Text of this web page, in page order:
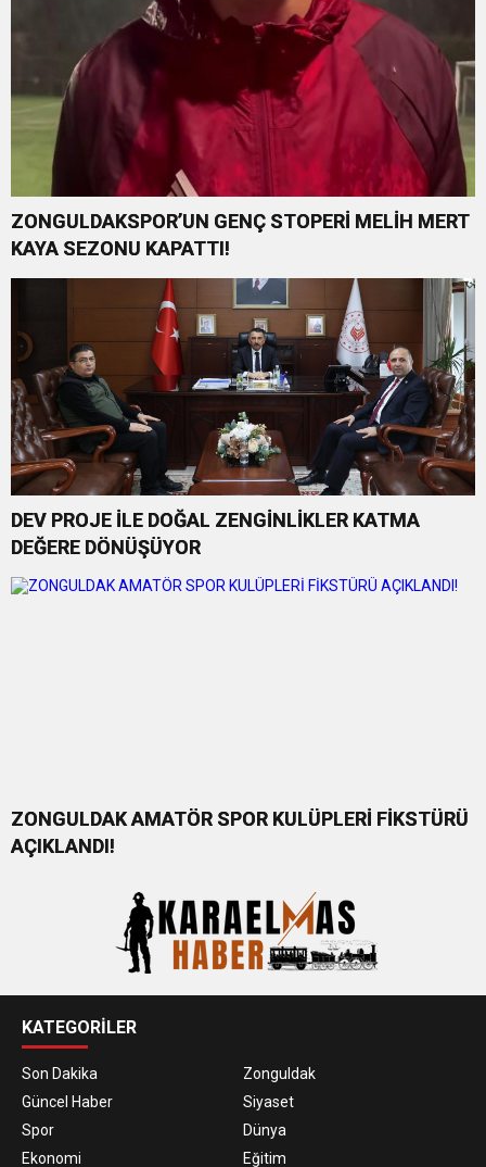
ZONGULDAKSPOR’UN GENÇ STOPERİ MELİH MERT
KAYA SEZONU KAPATTI!
DEV PROJE İLE DOĞAL ZENGİNLİKLER KATMA
DEĞERE DÖNÜŞÜYOR
ZONGULDAK AMATÖR SPOR KULÜPLERİ FİKSTÜRÜ
AÇIKLANDI!
KATEGORİLER
Son Dakika
Zonguldak
Güncel Haber
Siyaset
Spor
Dünya
Ekonomi
Eğitim